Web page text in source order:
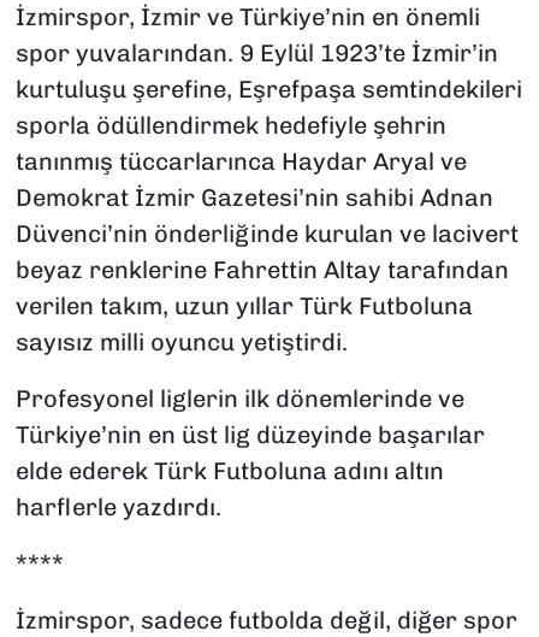
İzmirspor, İzmir ve Türkiye’nin en önemli
spor yuvalarından. 9 Eylül 1923’te İzmir’in
kurtuluşu şerefine, Eşrefpaşa semtindekileri
sporla ödüllendirmek hedefiyle şehrin
tanınmış tüccarlarınca Haydar Aryal ve
Demokrat İzmir Gazetesi’nin sahibi Adnan
Düvenci’nin önderliğinde kurulan ve lacivert
beyaz renklerine Fahrettin Altay tarafından
verilen takım, uzun yıllar Türk Futboluna
sayısız milli oyuncu yetiştirdi.
Profesyonel liglerin ilk dönemlerinde ve
Türkiye’nin en üst lig düzeyinde başarılar
elde ederek Türk Futboluna adını altın
harflerle yazdırdı.
****
İzmirspor, sadece futbolda değil, diğer spor
SPOR
TEKNOLOJİ
YAŞAM
YEREL YÖNETİMLER